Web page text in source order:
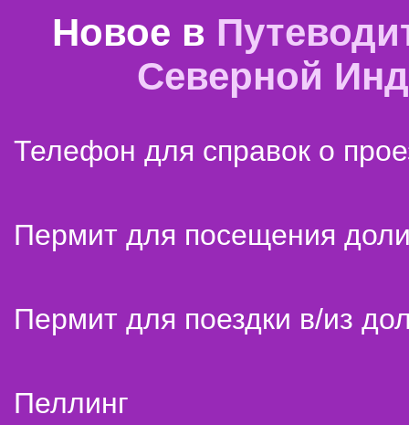
Новое в
Северной
Телефон для справок о
Пермит для посещения
Пермит для поездки в/из
Пеллинг